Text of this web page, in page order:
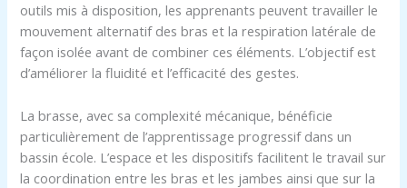
outils mis à disposition, les apprenants peuvent travailler le
mouvement alternatif des bras et la respiration latérale de
façon isolée avant de combiner ces éléments. L’objectif est
d’améliorer la fluidité et l’efficacité des gestes.
La brasse, avec sa complexité mécanique, bénéficie
particulièrement de l’apprentissage progressif dans un
bassin école. L’espace et les dispositifs facilitent le travail sur
la coordination entre les bras et les jambes ainsi que sur la